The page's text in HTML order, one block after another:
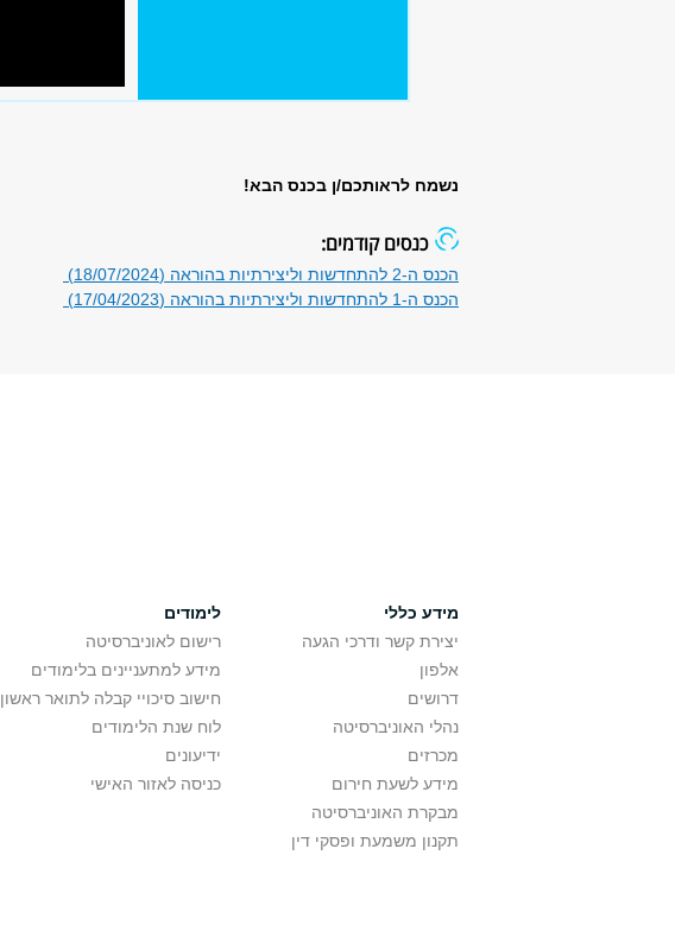
נשמח לראותכם/ן בכנס הבא!
כנסים קודמים:
הכנס ה-2 להתחדשות וליצירתיות בהוראה (18/07/2024)
הכנס ה-1 להתחדשות וליצירתיות בהוראה (17/04/2023)
מידע כללי
יצירת קשר ודרכי הגעה
אלפון
דרושים
נהלי האוניברסיטה
מכרזים
מידע לשעת חירום
מבקרת האוניברסיטה
תקנון משמעת ופסקי דין
לימודים
רישום לאוניברסיטה
מידע למתעניינים בלימודים
חישוב סיכויי קבלה לתואר ראשון
לוח שנת הלימודים
ידיעונים
כניסה לאזור האישי